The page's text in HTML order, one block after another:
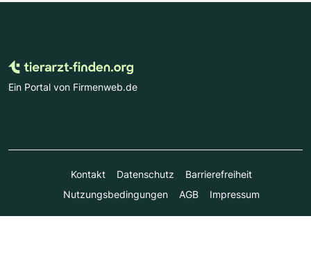
Ein Portal von Firmenweb.de
Kontakt Datenschutz
Barrierefreiheit
Nutzungsbedingungen
AGB Impressum